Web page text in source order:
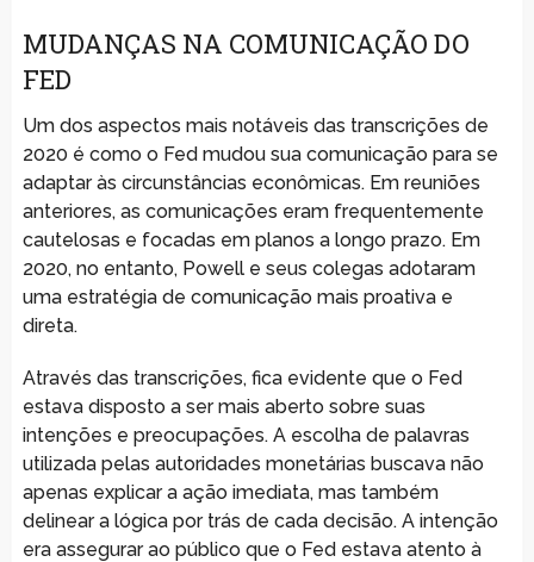
MUDANÇAS NA COMUNICAÇÃO DO
FED
Um dos aspectos mais notáveis das transcrições de
2020 é como o Fed mudou sua comunicação para se
adaptar às circunstâncias econômicas. Em reuniões
anteriores, as comunicações eram frequentemente
cautelosas e focadas em planos a longo prazo. Em
2020, no entanto, Powell e seus colegas adotaram
uma estratégia de comunicação mais proativa e
direta.
Através das transcrições, fica evidente que o Fed
estava disposto a ser mais aberto sobre suas
intenções e preocupações. A escolha de palavras
utilizada pelas autoridades monetárias buscava não
apenas explicar a ação imediata, mas também
delinear a lógica por trás de cada decisão. A intenção
era assegurar ao público que o Fed estava atento à